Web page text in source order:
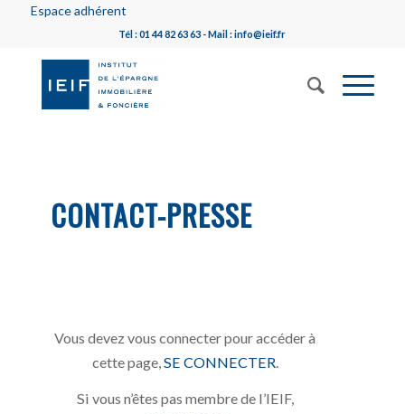
Espace adhérent
Tél : 01 44 82 63 63 - Mail : info@ieif.fr
CONTACT-PRESSE
Vous devez vous connecter pour accéder à
cette page, SE CONNECTER
Si vous n’êtes pas membre de l’IEIF,